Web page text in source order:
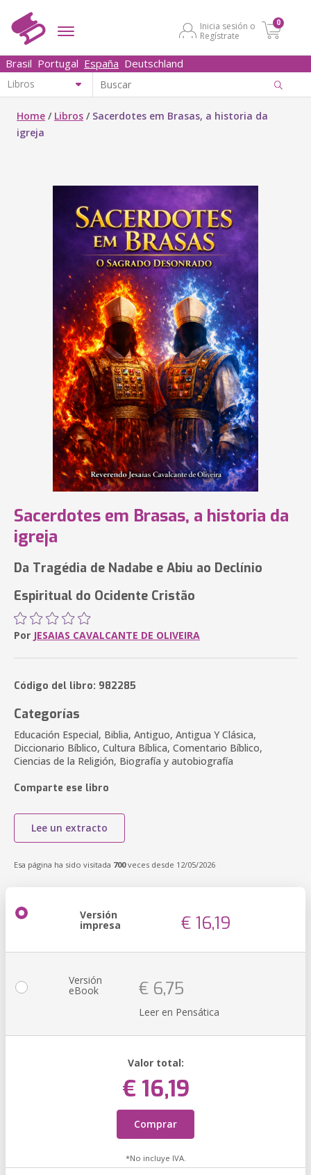
Inicia sesión o
Regístrate
0
Brasil Portugal España Deutschland
Home / Libros / Sacerdotes em Brasas, a historia da
igreja
Sacerdotes em Brasas, a historia da
igreja
Da Tragédia de Nadabe e Abiu ao Declínio
Espiritual do Ocidente Cristão
Por JESAIAS CAVALCANTE DE OLIVEIRA
Código del libro: 982285
Categorías
Educación Especial, Biblia, Antiguo, Antigua Y Clásica,
Diccionario Bíblico, Cultura Bíblica, Comentario Bíblico,
Ciencias de la Religión, Biografía y autobiografía
Comparte ese libro
Lee un extracto
Esa página ha sido visitada 700veces desde 12/05/2026
Versión
impresa € 16,19
Versión
eBook € 6,75
Leer en Pensática
Valor total:
€ 16,19
Comprar
*No incluye IVA.